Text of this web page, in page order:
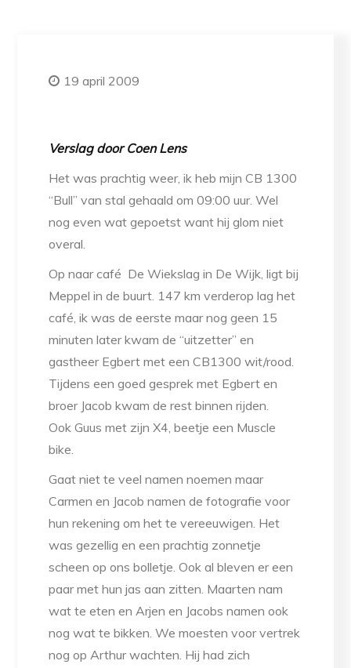
19 april 2009
Verslag door Coen Lens
Het was prachtig weer, ik heb mijn CB 1300
“Bull” van stal gehaald om 09:00 uur. Wel
nog even wat gepoetst want hij glom niet
overal.
Op naar café De Wiekslag in De Wijk, ligt bij
Meppel in de buurt. 147 km verderop lag het
café, ik was de eerste maar nog geen 15
minuten later kwam de “uitzetter” en
gastheer Egbert met een CB1300 wit/rood.
Tijdens een goed gesprek met Egbert en
broer Jacob kwam de rest binnen rijden.
Ook Guus met zijn X4, beetje een Muscle
bike.
Gaat niet te veel namen noemen maar
Carmen en Jacob namen de fotografie voor
hun rekening om het te vereeuwigen. Het
was gezellig en een prachtig zonnetje
scheen op ons bolletje. Ook al bleven er een
paar met hun jas aan zitten. Maarten nam
wat te eten en Arjen en Jacobs namen ook
nog wat te bikken. We moesten voor vertrek
nog op Arthur wachten. Hij had zich